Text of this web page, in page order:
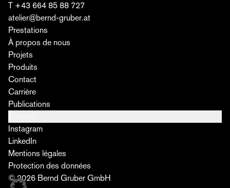
T +43 664 85 88 727
atelier@bernd-gruber.at
Prestations
À propos de nous
Projets
Produits
Contact
Carrière
Publications
Instagram
LinkedIn
Mentions légales
Protection des données
© 2026 Bernd Gruber GmbH